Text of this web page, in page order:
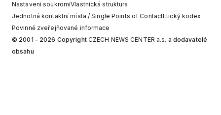
Nastavení soukromíVlastnická struktura
Jednotná kontaktní místa / Single Points of ContactEtický kodex
Povinně zveřejňované informace
© 2001 - 2026 Copyright CZECH NEWS CENTER a.s. a dodavatelé
obsahu